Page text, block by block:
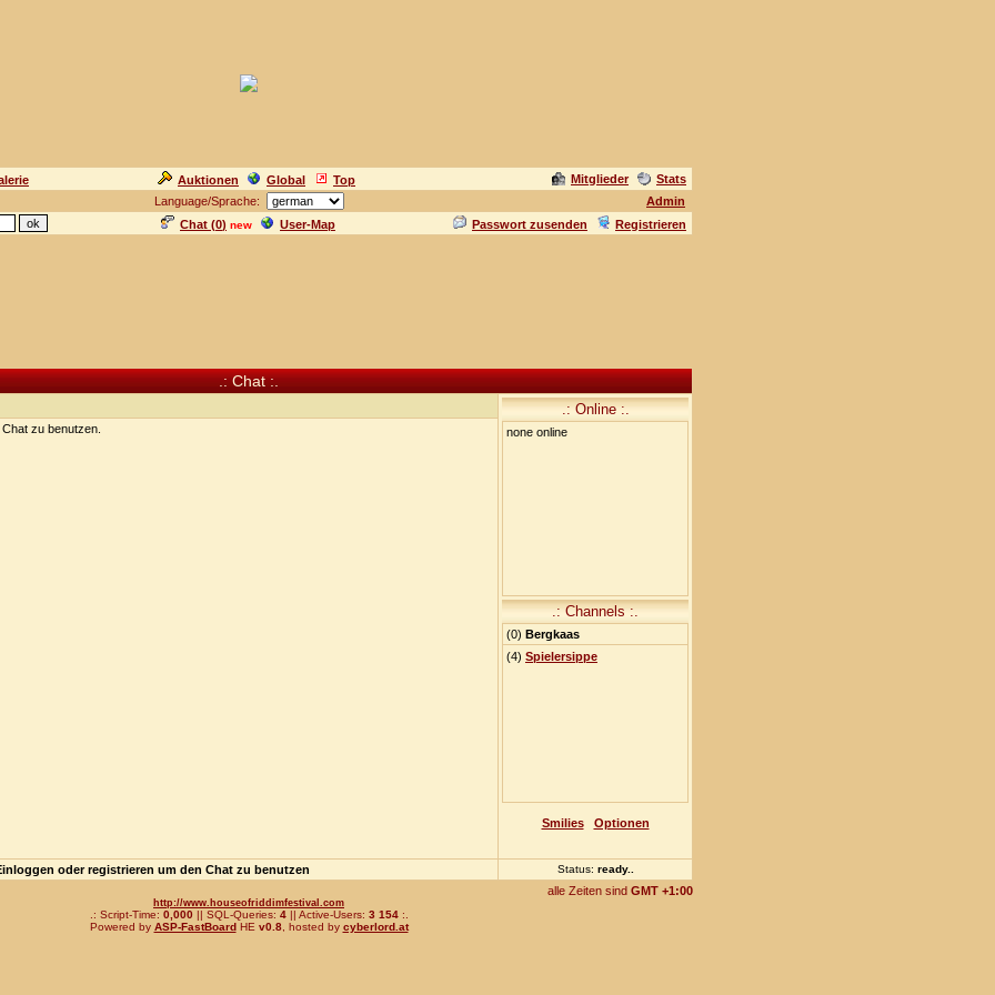
Auktionen Global Top Mitglieder
Stats
Language/Sprache:
Admin
Chat (0) new User-Map Passwort zusenden Registrieren
.: Chat :.
.: Online :.
none online
.: Channels :.
(0) Bergkaas
(4) Spielersippe
Smilies Optionen
zu benutzen.
oder registrieren um den Chat zu benutzen Status: ready..
alle Zeiten sind GMT +1:00
http://www.houseofriddimfestival.com
.: Script-Time: 0,000|| SQL-Queries: 4|| Active-Users: 3 154:.
Powered by ASP-FastBoardHE v0.8, hosted by cyberlord.at